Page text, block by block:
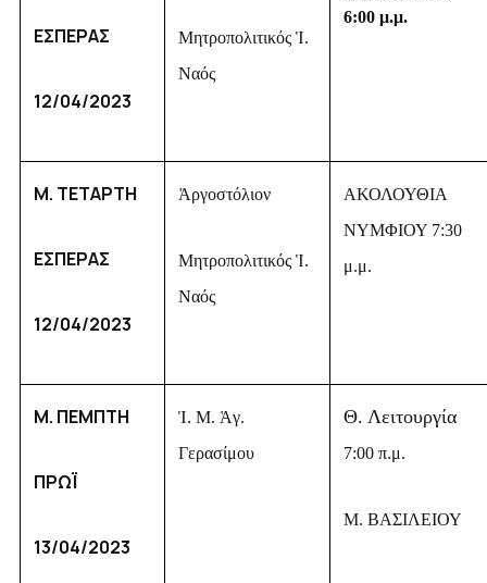
ΕΣΠΕΡΑΣ
12/04/2023
Μητροπολιτικός Ἱ.
Ναός
6:00 μ.μ.
Μ. ΤΕΤΑΡΤΗ
ΕΣΠΕΡΑΣ
12/04/2023
Ἀργοστόλιον
Μητροπολιτικός Ἱ.
Ναός
ΑΚΟΛΟΥΘΙΑ
ΝΥΜΦΙΟΥ 7:30
μ.μ.
Μ. ΠΕΜΠΤΗ
ΠΡΩΪ
13/04/2023
Ἱ. Μ. Ἁγ.
Γερασίμου
Θ. Λειτουργία
7:00 π.μ.
Μ. ΒΑΣΙΛΕΙΟΥ